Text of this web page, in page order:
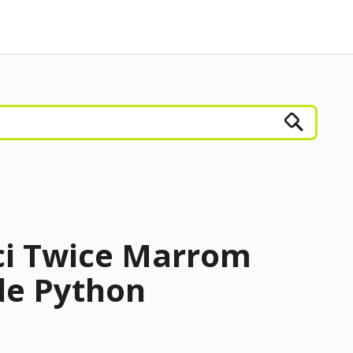
Twice Marrom
Python